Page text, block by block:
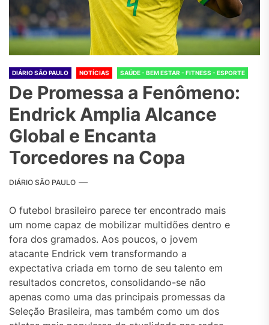
DIÁRIO SÃO PAULO NOTÍCIAS SAÚDE - BEM ESTAR - FITNESS - ESPORTE
De Promessa a Fenômeno:
Endrick Amplia Alcance
Global e Encanta
Torcedores na Copa
DIÁRIO SÃO PAULO
O futebol brasileiro parece ter encontrado mais
um nome capaz de mobilizar multidões dentro e
fora dos gramados. Aos poucos, o jovem
atacante Endrick vem transformando a
expectativa criada em torno de seu talento em
resultados concretos, consolidando-se não
apenas como uma das principais promessas da
Seleção Brasileira, mas também como um dos